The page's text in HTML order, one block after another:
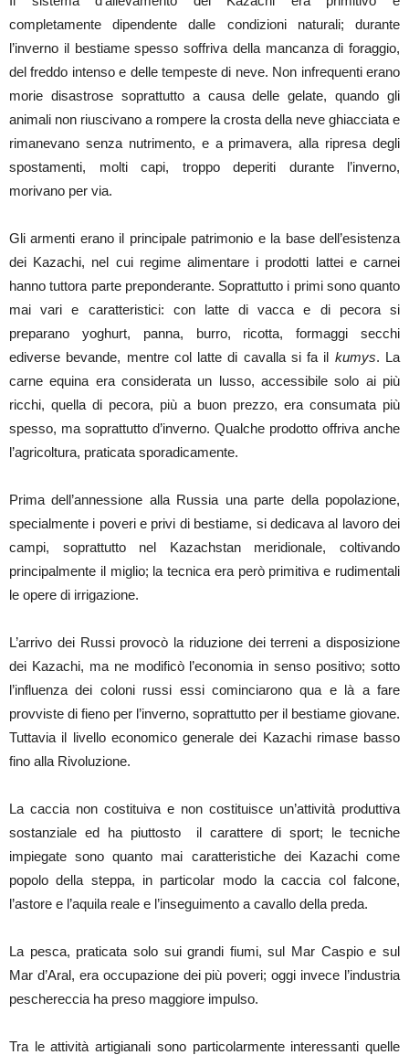
completamente dipendente dalle condizioni naturali; durante
l’inverno il bestiame spesso soffriva della mancanza di foraggio,
del freddo intenso e delle tempeste di neve. Non infrequenti erano
morie disastrose soprattutto a causa delle gelate, quando gli
animali non riuscivano a rompere la crosta della neve ghiacciata e
rimanevano senza nutrimento, e a primavera, alla ripresa degli
spostamenti, molti capi, troppo deperiti durante l’inverno,
morivano per via.
Gli armenti erano il principale patrimonio e la base dell’esistenza
dei Kazachi, nel cui regime alimentare i prodotti lattei e carnei
hanno tuttora parte preponderante. Soprattutto i primi sono quanto
mai vari e caratteristici: con latte di vacca e di pecora si
preparano yoghurt, panna, burro, ricotta, formaggi secchi
ediverse bevande, mentre col latte di cavalla si fa il kumys. La
carne equina era considerata un lusso, accessibile solo ai più
ricchi, quella di pecora, più a buon prezzo, era consumata più
spesso, ma soprattutto d’inverno. Qualche prodotto offriva anche
l’agricoltura, praticata sporadicamente.
Prima dell’annessione alla Russia una parte della popolazione,
specialmente i poveri e privi di bestiame, si dedicava al lavoro dei
campi, soprattutto nel Kazachstan meridionale, coltivando
principalmente il miglio; la tecnica era però primitiva e rudimentali
le opere di irrigazione.
L’arrivo dei Russi provocò la riduzione dei terreni a disposizione
dei Kazachi, ma ne modificò l’economia in senso positivo; sotto
l’influenza dei coloni russi essi cominciarono qua e là a fare
provviste di fieno per l’inverno, soprattutto per il bestiame giovane.
Tuttavia il livello economico generale dei Kazachi rimase basso
fino alla Rivoluzione.
La caccia non costituiva e non costituisce un’attività produttiva
sostanziale ed ha piuttosto il carattere di sport; le tecniche
impiegate sono quanto mai caratteristiche dei Kazachi come
popolo della steppa, in particolar modo la caccia col falcone,
l’astore e l’aquila reale e l’inseguimento a cavallo della preda.
La pesca, praticata solo sui grandi fiumi, sul Mar Caspio e sul
Mar d’Aral, era occupazione dei più poveri; oggi invece l’industria
peschereccia ha preso maggiore impulso.
Tra le attività artigianali sono particolarmente interessanti quelle